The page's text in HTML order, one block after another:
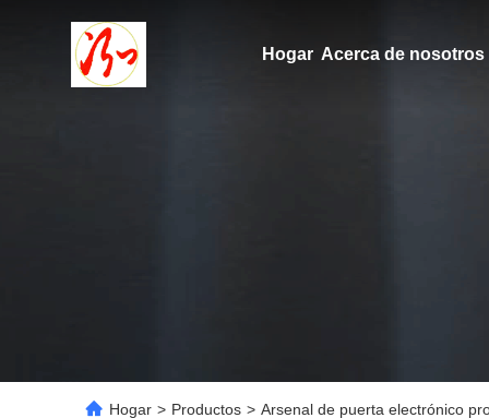
Hogar Acerca de nosotros
Hogar > Productos > Arsenal de puerta electrónico